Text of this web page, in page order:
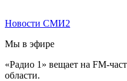
Новости СМИ2
Мы в эфире
«Радио 1» вещает на FM-
области.